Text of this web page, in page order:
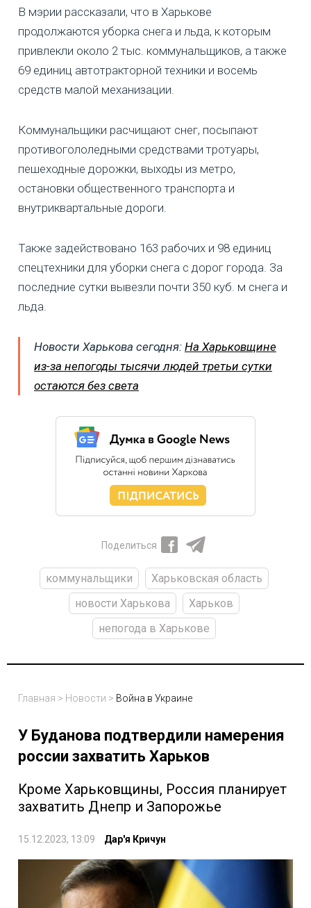
В мэрии рассказали, что в Харькове
продолжаются уборка снега и льда, к которым
привлекли около 2 тыс. коммунальщиков, а также
69 единиц автотракторной техники и восемь
средств малой механизации.
Коммунальщики расчищают снег, посыпают
противогололедными средствами тротуары,
пешеходные дорожки, выходы из метро,
остановки общественного транспорта и
внутриквартальные дороги.
Также задействовано 163 рабочих и 98 единиц
спецтехники для уборки снега с дорог города. За
последние сутки вывезли почти 350 куб. м снега и
льда.
Новости Харькова сегодня: На Харьковщине
из-за непогоды тысячи людей третьи сутки
остаются без света
Поделиться
коммунальщики
Харьковская область
новости Харькова
Харьков
непогода в Харькове
Главная > Новости > Война в Украине
У Буданова подтвердили намерения
россии захватить Харьков
Кроме Харьковщины, Россия планирует
захватить Днепр и Запорожье
15.12.2023, 13:09 Дар'я Кричун